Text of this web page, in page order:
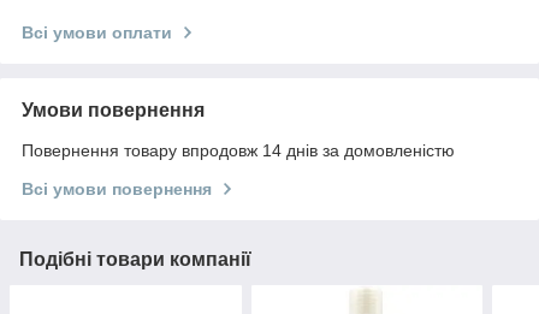
Всі умови оплати
Умови повернення
Повернення товару впродовж 14 днів за домовленістю
Всі умови повернення
Подібні товари компанії